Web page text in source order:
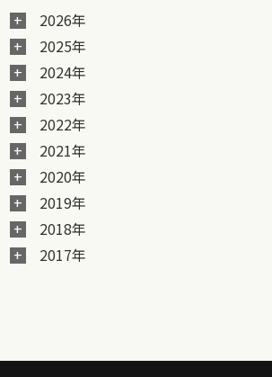
2026年
2025年
2024年
2023年
2022年
2021年
2020年
2019年
2018年
2017年